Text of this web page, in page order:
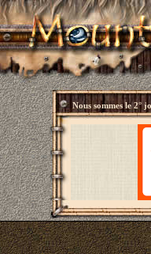
Nous sommes le2°